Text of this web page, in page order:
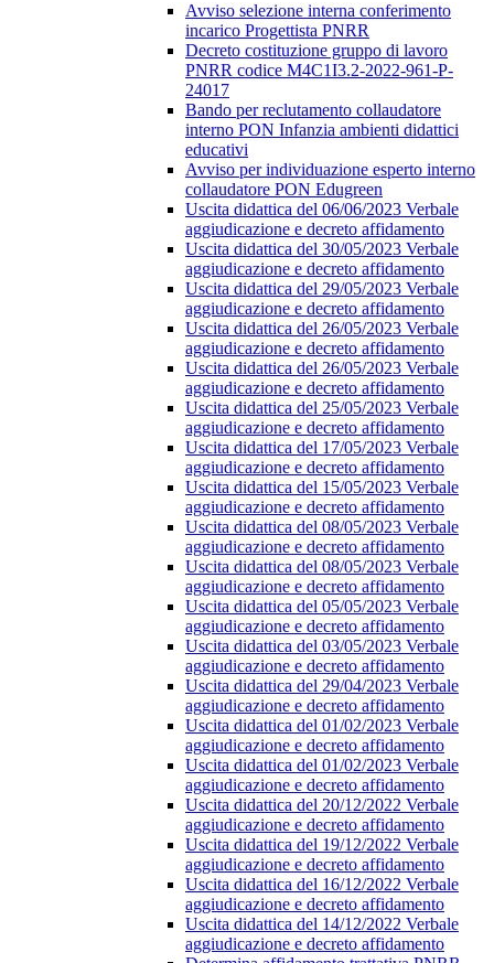
Avviso selezione interna conferimento
incarico Progettista PNRR
Decreto costituzione gruppo di lavoro
PNRR codice M4C1I3.2-2022-961-P-
24017
Bando per reclutamento collaudatore
interno PON Infanzia ambienti didattici
educativi
Avviso per individuazione esperto interno
collaudatore PON Edugreen
Uscita didattica del 06/06/2023 Verbale
aggiudicazione e decreto affidamento
Uscita didattica del 30/05/2023 Verbale
aggiudicazione e decreto affidamento
Uscita didattica del 29/05/2023 Verbale
aggiudicazione e decreto affidamento
Uscita didattica del 26/05/2023 Verbale
aggiudicazione e decreto affidamento
Uscita didattica del 26/05/2023 Verbale
aggiudicazione e decreto affidamento
Uscita didattica del 25/05/2023 Verbale
aggiudicazione e decreto affidamento
Uscita didattica del 17/05/2023 Verbale
aggiudicazione e decreto affidamento
Uscita didattica del 15/05/2023 Verbale
aggiudicazione e decreto affidamento
Uscita didattica del 08/05/2023 Verbale
aggiudicazione e decreto affidamento
Uscita didattica del 08/05/2023 Verbale
aggiudicazione e decreto affidamento
Uscita didattica del 05/05/2023 Verbale
aggiudicazione e decreto affidamento
Uscita didattica del 03/05/2023 Verbale
aggiudicazione e decreto affidamento
Uscita didattica del 29/04/2023 Verbale
aggiudicazione e decreto affidamento
Uscita didattica del 01/02/2023 Verbale
aggiudicazione e decreto affidamento
Uscita didattica del 01/02/2023 Verbale
aggiudicazione e decreto affidamento
Uscita didattica del 20/12/2022 Verbale
aggiudicazione e decreto affidamento
Uscita didattica del 19/12/2022 Verbale
aggiudicazione e decreto affidamento
Uscita didattica del 16/12/2022 Verbale
aggiudicazione e decreto affidamento
Uscita didattica del 14/12/2022 Verbale
aggiudicazione e decreto affidamento